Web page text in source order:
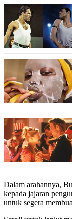
Dalam arahannya,
kepada jajaran
untuk segera